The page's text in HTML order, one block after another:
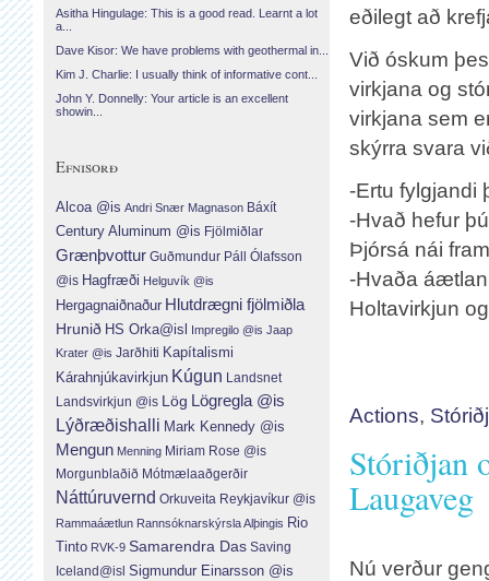
eðilegt að
Við óskum
virkjana og
virkjana sem
skýrra svara
-Ertu fylgjandi
-Hvað hefur
Þjórsá nái
-Hvaða
Holtavirkjun
Actions,
Stóriðjan
Laugaveg
Nú verður
Asitha Hingulage: This is a good read. Learnt a lot
a...
Dave Kisor: We have problems with geothermal in...
Kim J. Charlie: I usually think of informative cont...
John Y. Donnelly: Your article is an excellent
showin...
Efnisorð
Alcoa @is Andri Snær Magnason Báxít
Century Aluminum @is Fjölmiðlar
Grænþvottur Guðmundur Páll Ólafsson
@is Hagfræði Helguvík @is
Hergagnaiðnaður Hlutdrægni fjölmiðla
Hrunið HS Orka@isl Impregilo @is Jaap
Krater @is Jarðhiti Kapítalismi
Kárahnjúkavirkjun Kúgun Landsnet
Landsvirkjun @is Lög Lögregla @is
Lýðræðishalli Mark Kennedy @is
Mengun Menning Miriam Rose @is
Morgunblaðið Mótmælaaðgerðir
Náttúruvernd Orkuveita Reykjavíkur @is
Rammaáætlun Rannsóknarskýrsla Alþingis Rio
Tinto RVK-9 Samarendra Das Saving
Iceland@isl Sigmundur Einarsson @is